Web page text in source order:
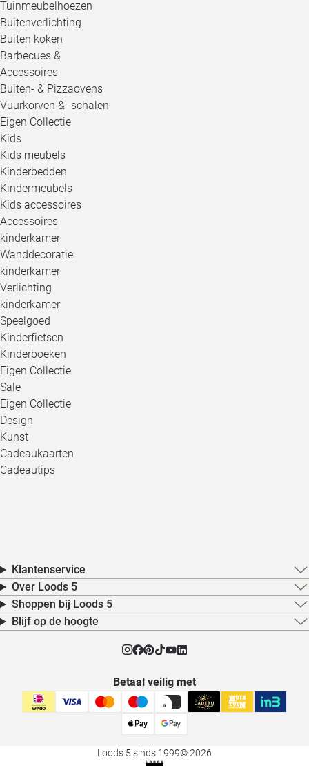
Tuinmeubelhoezen
Buitenverlichting
Buiten koken
Barbecues &
Accessoires
Buiten- & Pizzaovens
Vuurkorven & -schalen
Eigen Collectie
Kids
Kids meubels
Kinderbedden
Kindermeubels
Kids accessoires
Accessoires
kinderkamer
Wanddecoratie
kinderkamer
Verlichting
kinderkamer
Speelgoed
Kinderfietsen
Kinderboeken
Eigen Collectie
Sale
Eigen Collectie
Design
Kunst
Cadeaukaarten
Cadeautips
Klantenservice
Over Loods 5
Shoppen bij Loods 5
Blijf op de hoogte
Betaal veilig met
Loods 5 sinds 1999© 2026